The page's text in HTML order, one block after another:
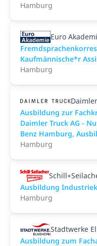
Hamburg
Euro
Kaufmännische*r
Hamburg
Ausbildung zur
Daimler Truck AG -
Benz Hamburg,
Hamburg
Ausbildung
Hamburg
Stadtwerke
Ausbildung zum